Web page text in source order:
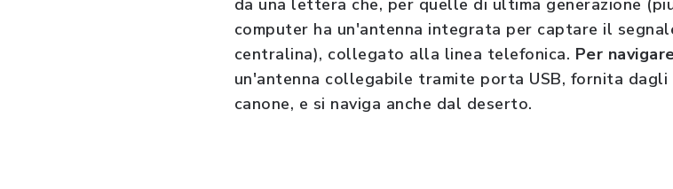
da una lettera che, per quelle di ultima generazione
computer ha un'antenna integrata per captare il
centralina), collegato alla linea telefonica. Per
un'antenna collegabile tramite porta USB, fornita
canone, e si naviga anche dal deserto.